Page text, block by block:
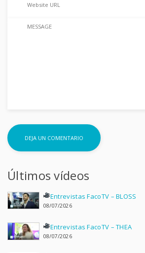
Últimos vídeos
Entrevistas FacoTV – BLOSS
08/07/2026
Entrevistas FacoTV – THEA
08/07/2026